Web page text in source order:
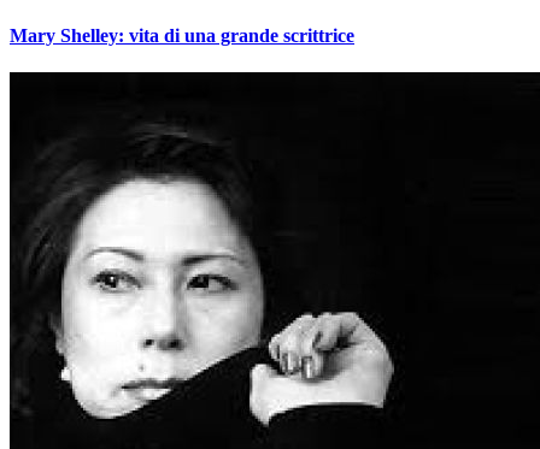
Mary Shelley: vita di una grande scrittrice